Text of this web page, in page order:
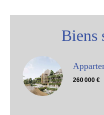
Biens
260 000 €